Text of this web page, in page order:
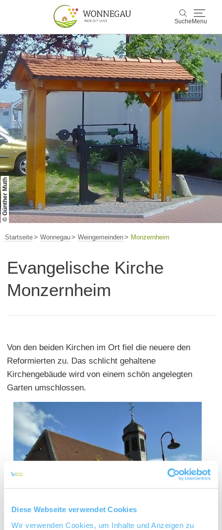
Diese Webseite verwendet Cookies
Wir verwenden Cookies, um Inhalte und Anzeigen zu
Suche Menu
Suche
Wonnegau
Entdecken & Erleben
Wein & Genuss
Kultur & Events
Buchen & Service
© Günther Muth
Startseite Wonnegau Weingemeinden Monzernheim
Evangelische Kirche
Monzernheim
Von den beiden Kirchen im Ort fiel die neuere den
Reformierten zu. Das schlicht gehaltene
Kirchengebäude wird von einem schön angelegten
Garten umschlossen.